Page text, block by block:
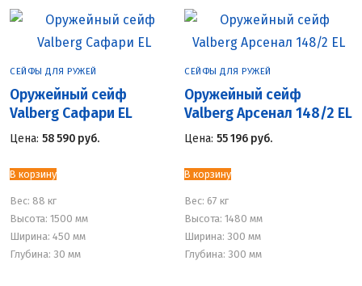
СЕЙФЫ ДЛЯ РУЖЕЙ
Оружейный сейф
Valberg Сафари EL
Цена: 58 590 руб.
В корзину
Вес: 88 кг
Высота: 1500 мм
Ширина: 450 мм
Глубина: 30 мм
СЕЙФЫ ДЛЯ РУЖЕЙ
Оружейный сейф
Valberg Арсенал 148/2 EL
Цена: 55 196 руб.
В корзину
Вес: 67 кг
Высота: 1480 мм
Ширина: 300 мм
Глубина: 300 мм